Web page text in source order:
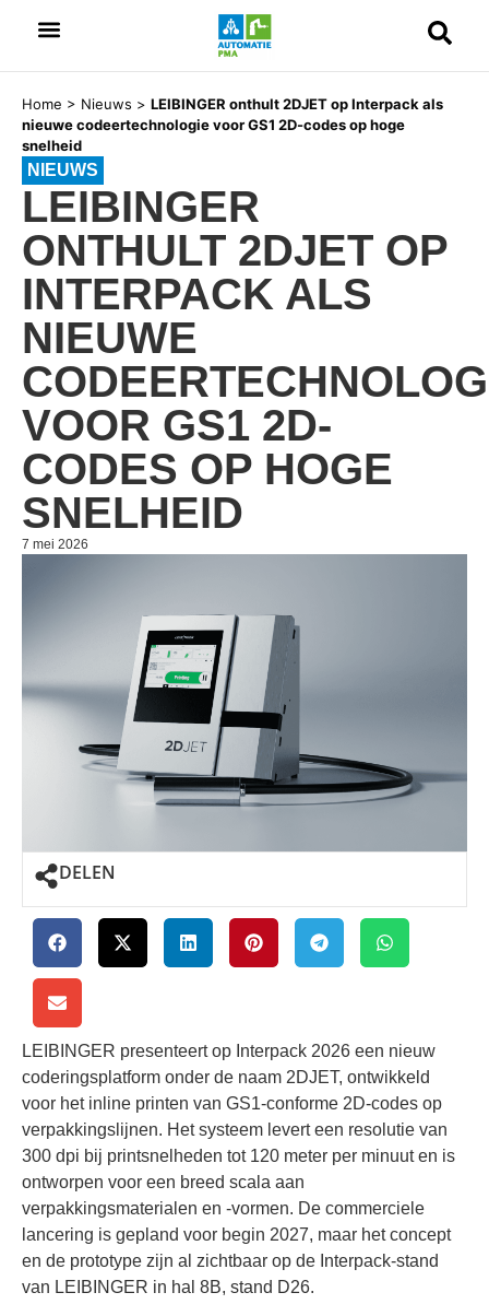
Home > Nieuws > LEIBINGER onthult 2DJET op Interpack als
nieuwe codeertechnologie voor GS1 2D-codes op hoge
snelheid
NIEUWS
LEIBINGER
ONTHULT 2DJET OP
INTERPACK ALS
NIEUWE
VOOR GS1 2D-
CODES OP HOGE
SNELHEID
7 mei 2026
DELEN
LEIBINGER presenteert op Interpack 2026 een nieuw
coderingsplatform onder de naam 2DJET, ontwikkeld
voor het inline printen van GS1-conforme 2D-codes op
verpakkingslijnen. Het systeem levert een resolutie van
300 dpi bij printsnelheden tot 120 meter per minuut en is
ontworpen voor een breed scala aan
verpakkingsmaterialen en -vormen. De commerciele
lancering is gepland voor begin 2027, maar het concept
en de prototype zijn al zichtbaar op de Interpack-stand
van LEIBINGER in hal 8B, stand D26.